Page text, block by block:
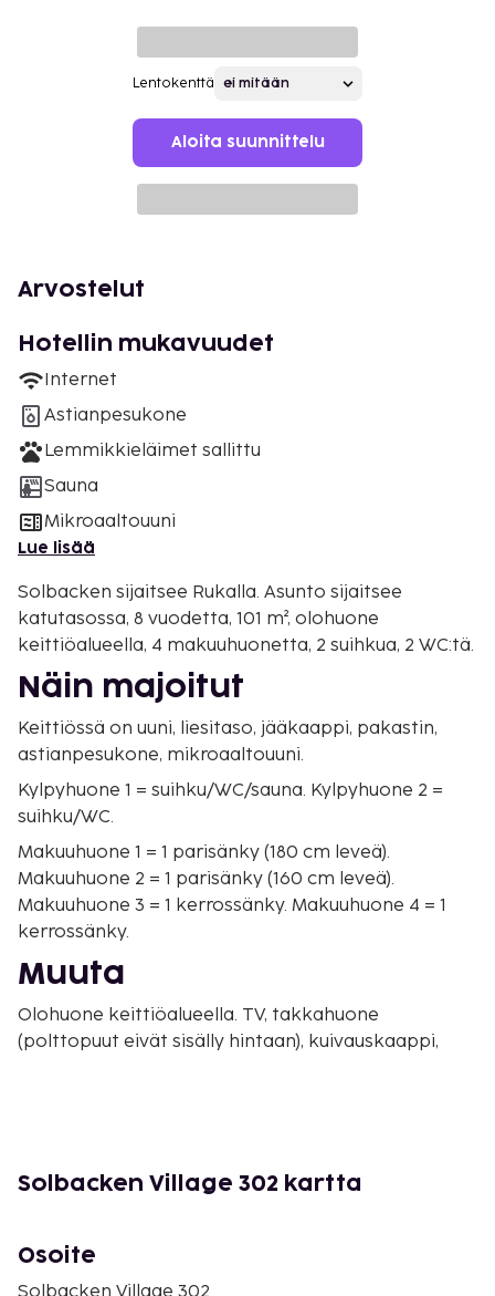
Lentokenttä
Aloita suunnittelu
Arvostelut
Hotellin mukavuudet
Internet
Astianpesukone
Lemmikkieläimet sallittu
Sauna
Mikroaaltouuni
Lue lisää
Solbacken sijaitsee Rukalla. Asunto sijaitsee
katutasossa, 8 vuodetta, 101 m², olohuone
keittiöalueella, 4 makuuhuonetta, 2 suihkua, 2 WC:tä.
Näin majoitut
Keittiössä on uuni, liesitaso, jääkaappi, pakastin,
astianpesukone, mikroaaltouuni.
Kylpyhuone 1 = suihku/WC/sauna. Kylpyhuone 2 =
suihku/WC.
Makuuhuone 1 = 1 parisänky (180 cm leveä).
Makuuhuone 2 = 1 parisänky (160 cm leveä).
Makuuhuone 3 = 1 kerrossänky. Makuuhuone 4 = 1
kerrossänky.
Muuta
Olohuone keittiöalueella. TV, takkahuone
(polttopuut eivät sisälly hintaan), kuivauskaappi,
Henkilöllisyystarkastus tehdään saapumisen
yhteydessä. Ikäraja ei koske alaikäisiä huoltajien
Solbacken Village 302 kartta
Osoite